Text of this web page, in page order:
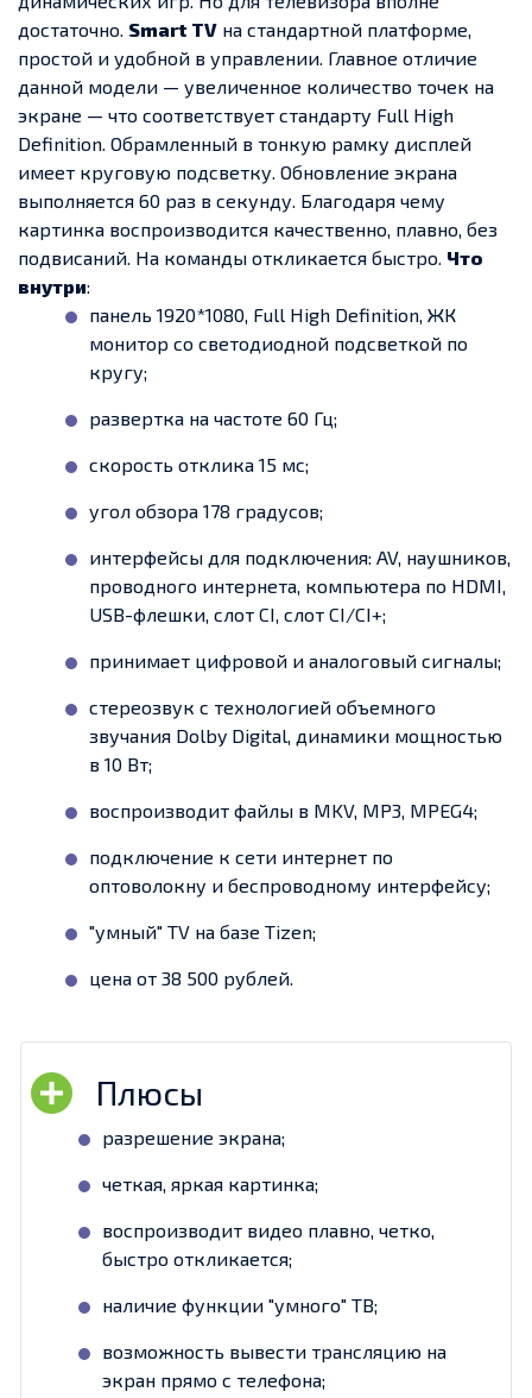
достаточно. Smart TV на стандартной платформе,
простой и удобной в управлении. Главное отличие
данной модели — увеличенное количество точек на
экране — что соответствует стандарту Full High
Definition. Обрамленный в тонкую рамку дисплей
имеет круговую подсветку. Обновление экрана
выполняется 60 раз в секунду. Благодаря чему
картинка воспроизводится качественно, плавно, без
подвисаний. На команды откликается быстро. Что
внутри:
панель 1920*1080, Full High Definition, ЖК
монитор со светодиодной подсветкой по
кругу;
развертка на частоте 60 Гц;
скорость отклика 15 мс;
угол обзора 178 градусов;
интерфейсы для подключения: AV, наушников,
проводного интернета, компьютера по HDMI,
USB-флешки, слот CI, слот CI/CI+;
принимает цифровой и аналоговый сигналы;
стереозвук с технологией объемного
звучания Dolby Digital, динамики мощностью
в 10 Вт;
воспроизводит файлы в MKV, MP3, MPEG4;
подключение к сети интернет по
оптоволокну и беспроводному интерфейсу;
"умный" TV на базе Tizen;
цена от 38 500 рублей.
разрешение экрана;
четкая, яркая картинка;
воспроизводит видео плавно, четко,
быстро откликается;
наличие функции "умного" ТВ;
возможность вывести трансляцию на
экран прямо с телефона;